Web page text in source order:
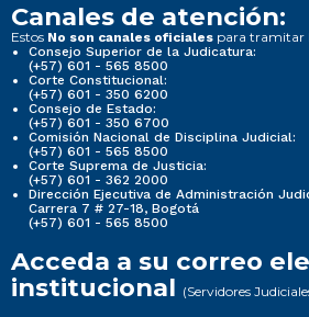
Canales de atención:
Estos No son canales oficiales para tramitar
Consejo Superior de la Judicatura:
(+57) 601 - 565 8500
Corte Constitucional:
(+57) 601 - 350 6200
Consejo de Estado:
(+57) 601 - 350 6700
Comisión Nacional de Disciplina Judicial:
(+57) 601 - 565 8500
Corte Suprema de Justicia:
(+57) 601 - 362 2000
Dirección Ejecutiva de Administración
Carrera 7 # 27-18, Bogotá
(+57) 601 - 565 8500
Acceda a su correo
institucional (Servidores